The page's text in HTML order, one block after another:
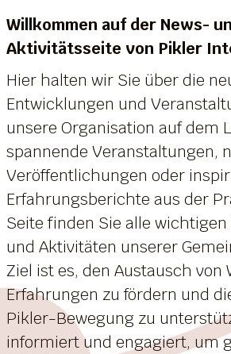
Willkommen auf der News-
Aktivitätsseite von Pikler
Hier halten wir Sie über die
Entwicklungen und
unsere Organisation auf dem
spannende Veranstaltungen,
Veröffentlichungen oder
Erfahrungsberichte aus der
Seite finden Sie alle
und Aktivitäten unserer
Ziel ist es, den Austausch von
Erfahrungen zu fördern und
Pikler-Bewegung zu
informiert und engagiert, um